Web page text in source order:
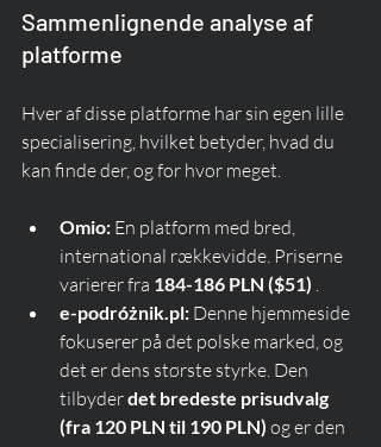
Sammenlignende analyse af
platforme
Hver af disse platforme har sin egen lille
specialisering, hvilket betyder, hvad du
kan finde der, og for hvor meget.
Omio: En platform med bred,
international rækkevidde. Priserne
varierer fra 184-186 PLN ($51)
e-podróżnik.pl: Denne hjemmeside
fokuserer på det polske marked, og
det er dens største styrke. Den
tilbyder det bredeste prisudvalg
(fra 120 PLN til 190 PLN) og er den